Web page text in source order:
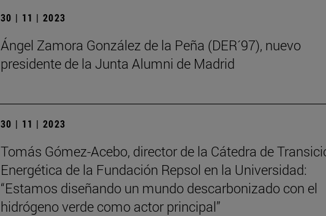
30 | 11 | 2023
Ángel Zamora González de la Peña (DER´97), nuevo
presidente de la Junta Alumni de Madrid
30 | 11 | 2023
Tomás Gómez-Acebo, director de la Cátedra de
Energética de la Fundación Repsol en la Universidad:
“Estamos diseñando un mundo descarbonizado con el
hidrógeno verde como actor principal”